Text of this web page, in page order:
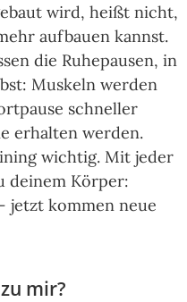
wird, heißt nicht,
aufbauen kannst.
die Ruhepausen, in
Muskeln werden
schneller
erhalten werden.
wichtig. Mit jeder
deinem Körper:
jetzt kommen neue
mir?